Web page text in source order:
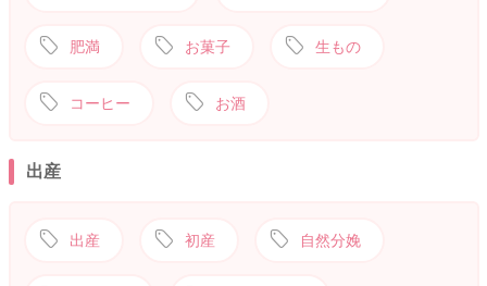
肥満 お菓子 生もの
コーヒー お酒
出産
出産 初産 自然分娩